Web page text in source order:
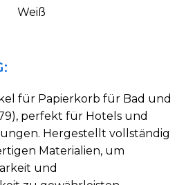
Weiß
für Papierkorb für Bad und
perfekt für Hotels und
Hergestellt vollständig
Materialien, um
und